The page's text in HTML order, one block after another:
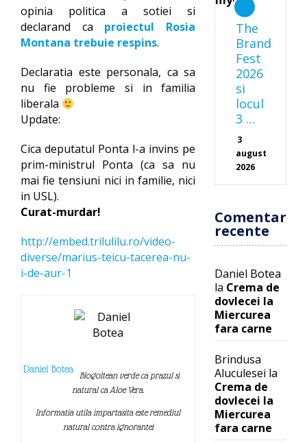
opinia politica a sotiei si
declarand ca proiectul Rosia
Montana trebuie respins.
Declaratia este personala, ca sa
nu fie probleme si in familia
liberala
Update:
Cica deputatul Ponta l-a invins pe
prim-ministrul Ponta (ca sa nu
mai fie tensiuni nici in familie, nici
in USL).
Curat-murdar!
http://embed.trilulilu.ro/video-
diverse/marius-teicu-tacerea-nu-
i-de-aur-1
Daniel Botea
Blogoltean verde ca prazul si
natural ca Aloe Vera.
Informatia utila impartasita este remediul
natural contra ignorantei
The
Brand
Fest
2026
si
locul
3 …
3
august
2026
Comentarii
recente
Daniel Botea
la Crema de
dovlecei la
Miercurea
fara carne
Brindusa
Aluculesei la
Crema de
dovlecei la
Miercurea
fara carne